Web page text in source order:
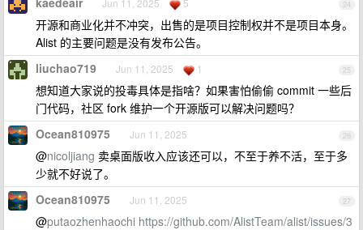
24
Jun 11, 2025 5
开源和商业化并不冲突，出售的是项目控制权并不是项目本身。
Alist 的主要问题是没有发布公告。
25
liuchao719 Jun 11, 2025 1
想知道大家说的投毒具体是指啥？如果害怕偷偷 commit 一些后
门代码，社区 fork 维护一个开源版可以解决问题吗？
26
Ocean810975 Jun 11, 2025
@nicoljiang 卖桌面版收入应该还可以，不至于养不活，至于多
少就不好说了。
27
Ocean810975 Jun 11, 2025
@putaozhenhaochi https://github.com/AlistTeam/alist/issues/3